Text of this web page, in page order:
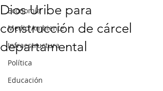
Economía
Medio Ambiente
Infraestructura
Política
Educación
Dios Uribe para
construcción de cárcel
departamental